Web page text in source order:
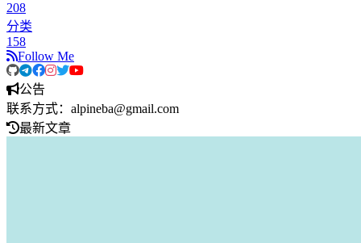
208
分类
158
Follow Me
公告
联系方式：alpineba@gmail.com
最新文章